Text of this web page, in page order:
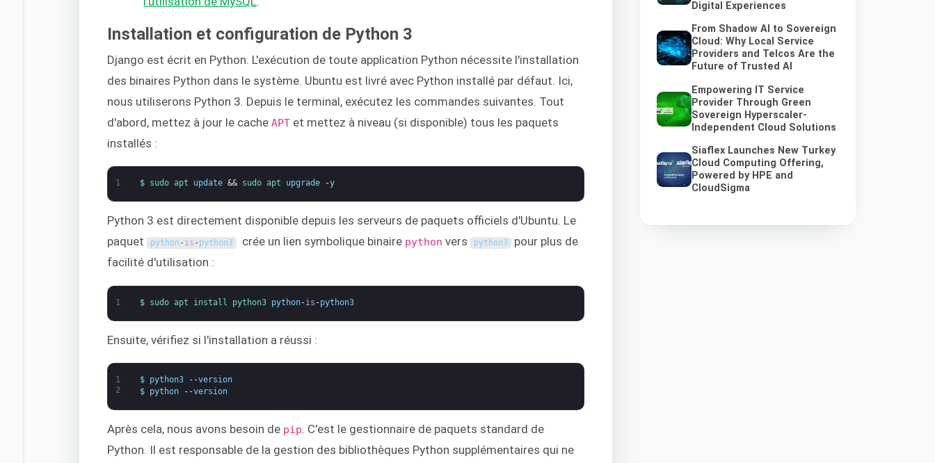
Installation et configuration de Python 3
Django est écrit en Python. L'exécution de toute application Python nécessite l'installation
des binaires Python dans le système. Ubuntu est livré avec Python installé par défaut. Ici,
nous utiliserons Python 3. Depuis le terminal, exécutez les commandes suivantes. Tout
d'abord, mettez à jour le cacheAPT et mettez à niveau (si disponible) tous les paquets
installés :
1 $ sudo apt update && sudo apt upgrade -y
Python 3 est directement disponible depuis les serveurs de paquets officiels d'Ubuntu. Le
paquet python - is - python3 crée un lien symbolique binaire python vers python3 pour plus de
facilité d'utilisation :
1 $ sudo apt install python3 python-is -python3
Ensuite, vérifiez si l'installation a réussi :
1
2
$ python3 --version
$ python --version
Après cela, nous avons besoin de pip. C'est le gestionnaire de paquets standard de
Python. Il est responsable de la gestion des bibliothèques Python supplémentaires qui ne
Digital Experiences
From Shadow AI to Sovereign
Cloud: Why Local Service
Providers and Telcos Are the
Future of Trusted AI
Empowering IT Service
Provider Through Green
Sovereign Hyperscaler-
Independent Cloud Solutions
Siaflex Launches New Turkey
Cloud Computing Offering,
Powered by HPE and
CloudSigma